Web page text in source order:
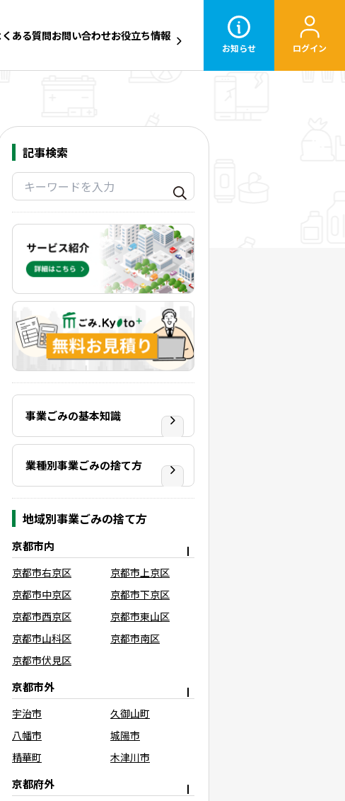
ある質問お問い合わせお役立ち情報
お知らせ ログイン
記事検索
事業ごみの基本知識
業種別事業ごみの捨て方
地域別事業ごみの捨て方
京都市内
京都市右京区
京都市上京区
京都市中京区
京都市下京区
京都市西京区
京都市東山区
京都市山科区
京都市南区
京都市伏見区
京都市外
宇治市
久御山町
八幡市
城陽市
精華町
木津川市
京都府外